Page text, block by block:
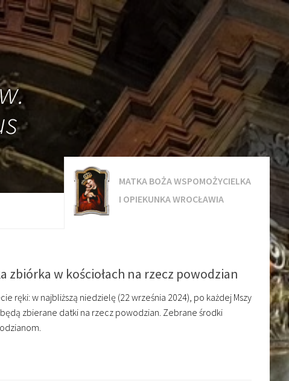
MATKA BOŻA WSPOMOŻYCIELKA
I OPIEKUNKA WROCŁAWIA
zbiórka w kościołach na rzecz powodzian
ręki: w najbliższą niedzielę (22 września 2024), po każdej Mszy
zbierane datki na rzecz powodzian. Zebrane środki